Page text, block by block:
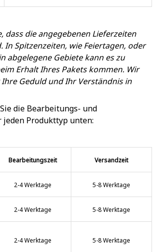
dass die angegebenen Lieferzeiten
In Spitzenzeiten, wie Feiertagen, oder
abgelegene Gebiete kann es zu
Erhalt Ihres Pakets kommen. Wir
Geduld und Ihr Verständnis in
die Bearbeitungs- und
Produkttyp unten:
Bearbeitungszeit Versandzeit
2-4 Werktage 5-8 Werktage
2-4 Werktage 5-8 Werktage
2-4 Werktage 5-8 Werktage